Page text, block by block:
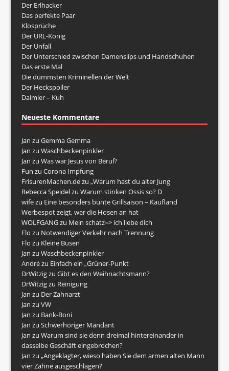
Der Erlhacker
Das perfekte Paar
Klosprüche
Der URL-König
Der Unfall
Der Unterschied zwischen Damenslips und Handschuhen
Das erste Mal
Die dümmsten Kriminellen der Welt
Der Heckspoiler
Daimler – Kuh
Neueste Kommentare
Jan zuGemma Gemma
Jan zuWaschbeckenpinkler
Jan zuWas war Jesus von Beruf?
Fun zuCorona Impfung
FrisurenMachen.dezu„Warum hast du alter Jung
Rebecca SpeidelzuWarum stinken Ossis so? D
wifezu Eine besonders bunte Grillsaison – Kaufland
Werbespot zeigt, wer die Hosen an hat
WOLFGANGzu Mein schatz=> ich liebe dich
Flo zu Notwendiger Verkehr nach Trennung
Flo zu Kleine Busen
Jan zuWaschbeckenpinkler
Andrézu Einfach ein „Grüner-Punkt
DrWitzigzuGibt es den Weihnachtsmann?
DrWitzigzu Reinigung
Jan zu Der Zahnarzt
Jan zuVW
Jan zu Bank-Boni
Jan zuSchwerhöriger Mandant
Jan zuWarum sind sie denn dreimal hintereinander in
dasselbe Geschäft eingebrochen?
Jan zu„Angeklagter, wieso haben Sie dem armen alten Mann
vier Zähne ausgeschlagen?